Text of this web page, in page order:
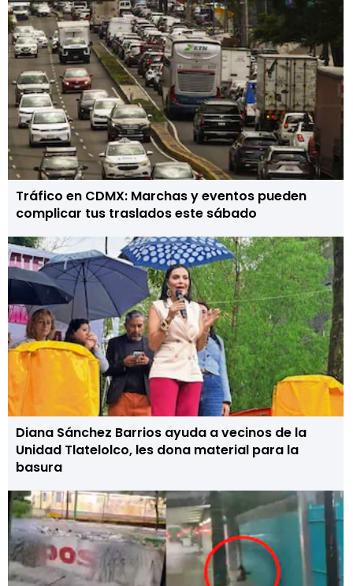
Tráfico en CDMX: Marchas y eventos pueden
complicar tus traslados este sábado
Diana Sánchez Barrios ayuda a vecinos de la
Unidad Tlatelolco, les dona material para la
basura